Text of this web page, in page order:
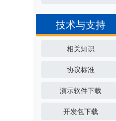
技术与支持
相关知识
协议标准
演示软件下载
开发包下载